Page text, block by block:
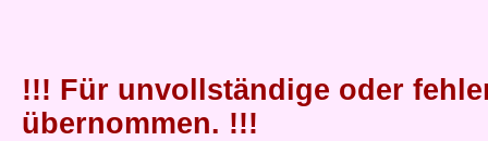
!!! Für unvollständige oder
übernommen. !!!